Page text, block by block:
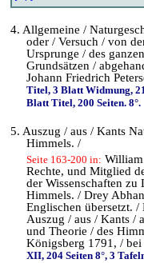
4. Allgemeine /
oder / Versuch / von
Ursprunge / des
Grundsätzen /
Johann Friedrich
Titel, 3 Blatt Widmung,
Blatt Titel, 200 Seiten. 8°.
5. Auszug / aus / Kants
Himmels. /
Seite 163-200 in:
Rechte, und Mitglied
der Wissenschaften zu
Himmels. / Drey
Englischen übersetzt. /
Auszug / aus / Kants /
und Theorie / des
Königsberg 1791, /
XII, 204 Seiten 8°, 3